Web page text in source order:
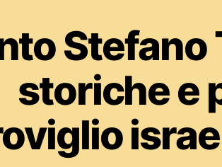
Stefano
storiche e